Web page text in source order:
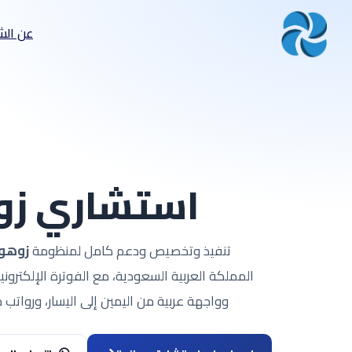
عن
استشاري
تنفيذ وتخصيص ودعم كامل لمنظومة
المملكة العربية السعودية، مع الفوترة
وواجهة عربية من اليمين إلى اليسار،